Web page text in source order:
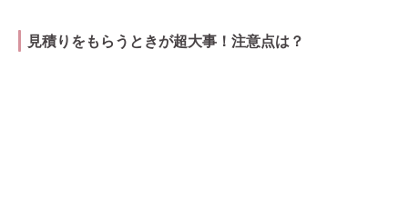
見積りをもらうときが超大事！注意点は？